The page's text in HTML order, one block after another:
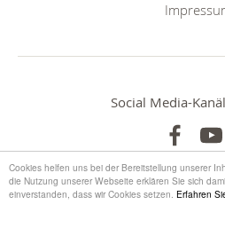
Cookies helfen uns bei der Bereitstellung unserer
die Nutzung unserer Webseite erklären Sie sich
einverstanden, dass wir Cookies setzen. Erfahren
Social Media-